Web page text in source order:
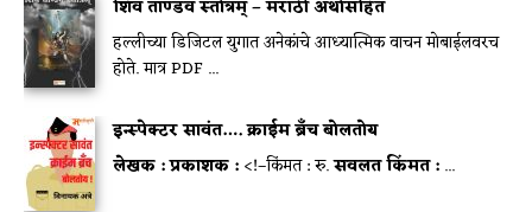
शिव ताण्डव स्तोत्रम् – मराठी अर्थासहित
हल्लीच्या डिजिटल युगात अनेकांचे आध्यात्मिक वाचन मोबाईलवरच
होते. मात्र PDF ...
इन्स्पेक्टर सावंत…. क्राईम ब्रॅंच बोलतोय
लेखक :प्रकाशक : <!–किंमत : रु.सवलत किंमत : ...